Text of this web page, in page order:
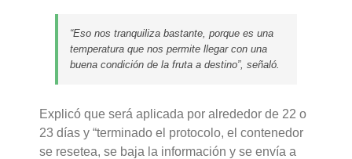
“Eso nos tranquiliza bastante, porque es una
temperatura que nos permite llegar con una
buena condición de la fruta a destino”, señaló.
Explicó que será aplicada por alrededor de 22 o
23 días y “terminado el protocolo, el contenedor
se resetea, se baja la información y se envía a